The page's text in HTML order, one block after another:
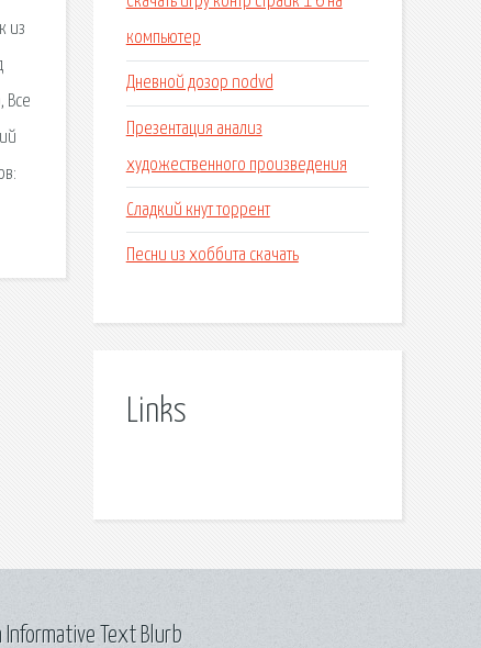
из
Все
компьютер
Дневной дозор nodvd
Презентация анализ
художественного произведения
Сладкий кнут торрент
Песни из хоббита скачать
Links
Informative Text Blurb